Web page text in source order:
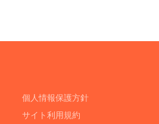
個人情報保護方針
サイト利用規約